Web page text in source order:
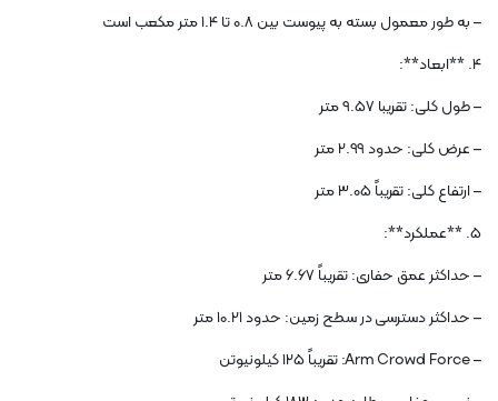
– به طور معمول بسته به پیوست بین 0.8 تا 1.4 متر مکعب است
4. **ابعاد**:
– طول کلی: تقریبا 9.57 متر
– عرض کلی: حدود 2.99 متر
– ارتفاع کلی: تقریباً 3.05 متر
5. **عملکرد**:
– حداکثر عمق حفاری: تقریباً 6.67 متر
– حداکثر دسترسی در سطح زمین: حدود 10.21 متر
– Arm Crowd Force: تقریباً 125 کیلونیوتن